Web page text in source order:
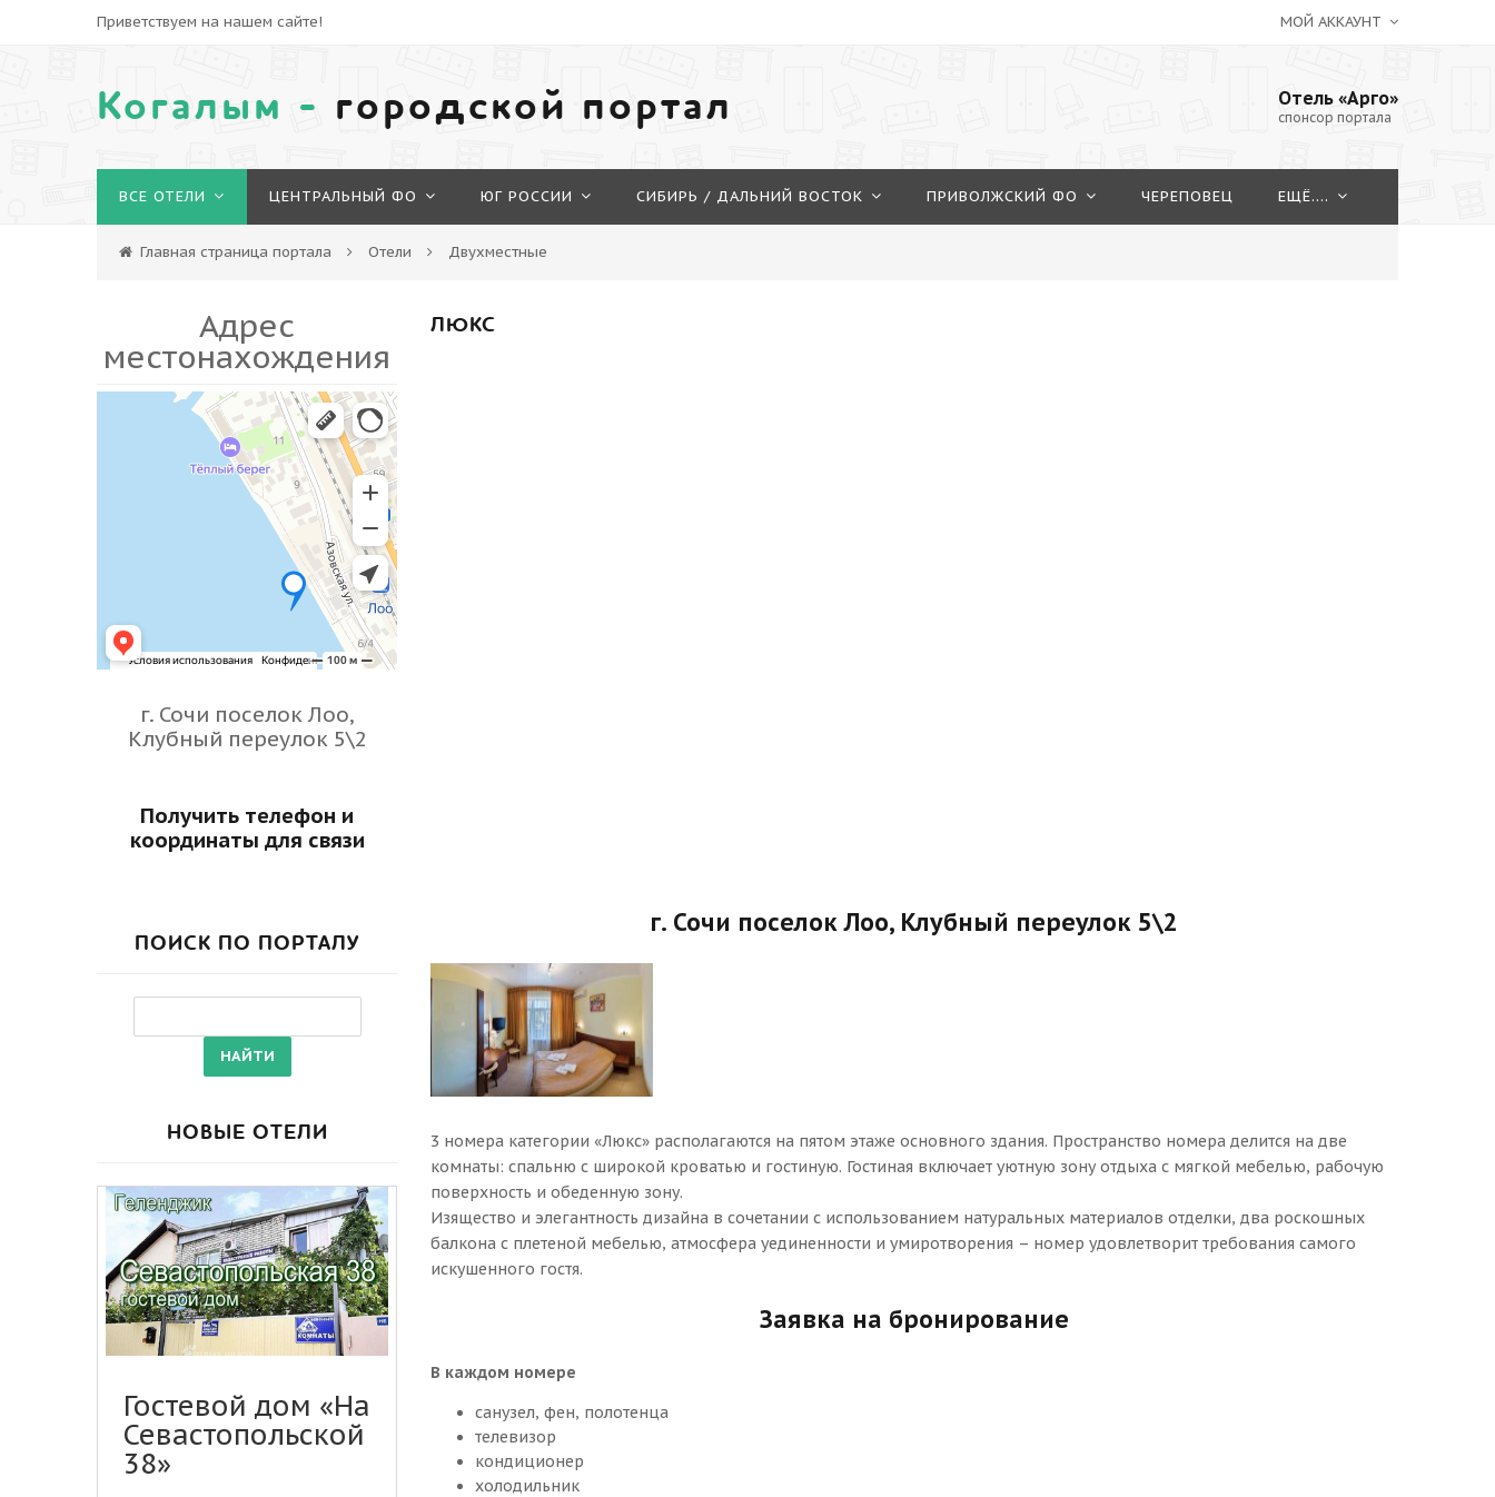
Приветствуем на нашем сайте! МОЙ АККАУНТ
Когалым - городской портал Отель «Арго»
спонсор портала
ВСЕ ОТЕЛИ ЦЕНТРАЛЬНЫЙ ФО ЮГ РОССИИ СИБИРЬ / ДАЛЬНИЙ ВОСТОК ПРИВОЛЖСКИЙ ФО ЧЕРЕПОВЕЦ ЕЩЁ....
Главная страница портала Отели Двухместные
ЛЮКС
г. Сочи поселок Лоо, Клубный переулок 5\2
3 номера категории «Люкс» располагаются на пятом этаже основного здания. Пространство номера делится на две
комнаты: спальню с широкой кроватью и гостиную. Гостиная включает уютную зону отдыха с мягкой мебелью, рабочую
поверхность и обеденную зону.
Изящество и элегантность дизайна в сочетании с использованием натуральных материалов отделки, два роскошных
балкона с плетеной мебелью, атмосфера уединенности и умиротворения – номер удовлетворит требования самого
искушенного гостя.
Заявка на бронирование
В каждом номере
санузел, фен, полотенца
телевизор
кондиционер
холодильник
Адрес
местонахождения
г. Сочи поселок Лоо,
Клубный переулок 5\2
Получить телефон и
координаты для связи
ПОИСК ПО ПОРТАЛУ
НОВЫЕ ОТЕЛИ
Гостевой дом «На
Севастопольской
38»